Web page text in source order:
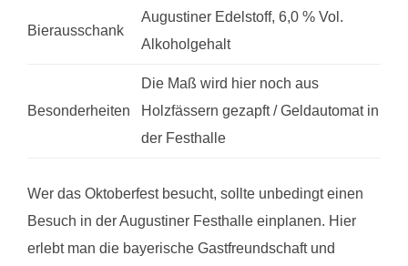
Bierausschank
Augustiner Edelstoff, 6,0 % Vol.
Alkoholgehalt
Besonderheiten
Die Maß wird hier noch aus
Holzfässern gezapft / Geldautomat in
der Festhalle
Wer das Oktoberfest besucht, sollte unbedingt einen
Besuch in der Augustiner Festhalle einplanen. Hier
erlebt man die bayerische Gastfreundschaft und